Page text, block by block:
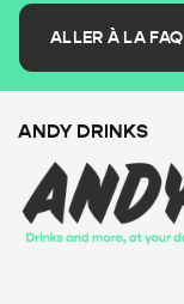
ALLER À LA FAQ
ANDY DRINKS